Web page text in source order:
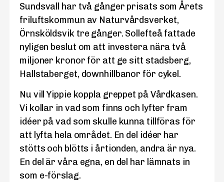
Sundsvall har två gånger prisats som Årets
friluftskommun av Naturvårdsverket,
Örnsköldsvik tre gånger. Sollefteå fattade
nyligen beslut om att investera nära två
miljoner kronor för att ge sitt stadsberg,
Hallstaberget, downhillbanor för cykel.
Nu vill Yippie koppla greppet på Vårdkasen.
Vi kollar in vad som finns och lyfter fram
idéer på vad som skulle kunna tillföras för
att lyfta hela området. En del idéer har
stötts och blötts i årtionden, andra är nya.
En del är våra egna, en del har lämnats in
som e-förslag.